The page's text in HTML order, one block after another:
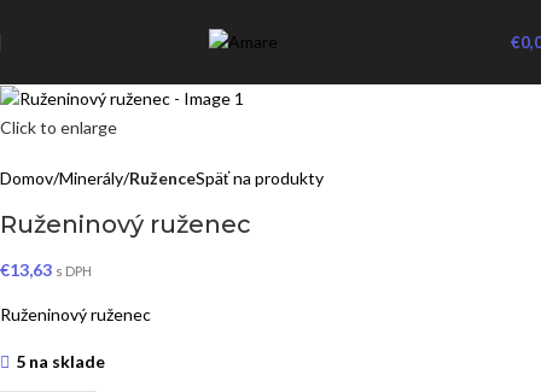
€
Click to enlarge
Domov Minerály RuženceSpäť na produkty
Ruženinový ruženec
€13,63 s DPH
Ruženinový ruženec
5 na sklade